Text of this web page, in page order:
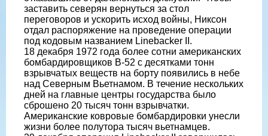
заставить северян вернуться за стол
переговоров и ускорить исход войны, Никсон
отдал распоряжение на проведение операции
под кодовым названием Linebacker II.
18 декабря 1972 года более сотни американских
бомбардировщиков B-52 с десятками тонн
взрывчатых веществ на борту появились в небе
над Северным Вьетнамом. В течение нескольких
дней на главные центры государства было
сброшено 20 тысяч тонн взрывчатки.
Американские ковровые бомбардировки унесли
жизни более полутора тысяч вьетнамцев.